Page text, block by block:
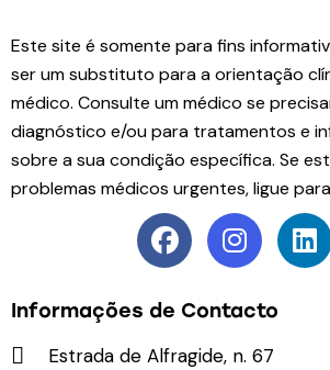
Este site é somente para fins
ser um substituto para a orientação
médico. Consulte um médico se
diagnóstico e/ou para tratamentos e
sobre a sua condição específica. Se
problemas médicos urgentes, ligue para
Informações de Contacto
Estrada de Alfragide, n. 67